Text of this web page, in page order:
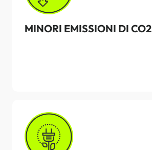
MINORI EMISSIONI DI CO2